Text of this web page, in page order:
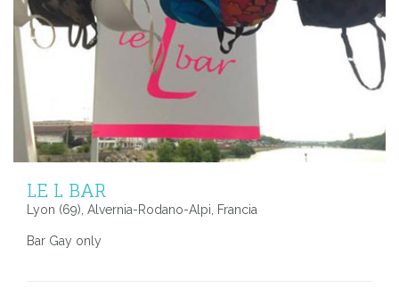
LE L BAR
Lyon (69), Alvernia-Rodano-Alpi, Francia
Bar Gay only